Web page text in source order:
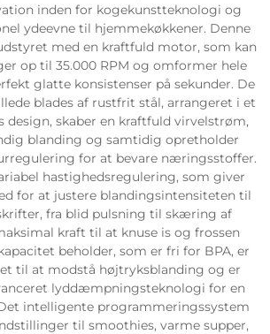
inden for kogekunstteknologi og
ydeevne til hjemmekøkkener. Denne
med en kraftfuld motor, som kan
op til 35.000 RPM og omformer hele
glatte konsistenser på sekunder. De
blades af rustfrit stål, arrangeret i et
design, skaber en kraftfuld virvelstrøm,
blanding og samtidig opretholder
for at bevare næringsstoffer.
hastighedsregulering, som giver
for at justere blandingsintensiteten til
fra blid pulsning til skæring af
kraft til at knuse is og frossen
beholder, som er fri for BPA, er
til at modstå højtryksblanding og er
lyddæmpningsteknologi for en
intelligente programmeringssystem
til smoothies, varme supper,